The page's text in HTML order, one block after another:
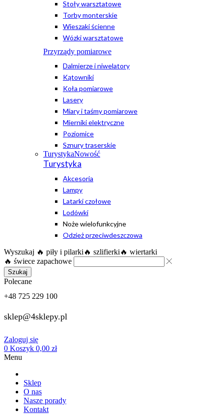
Stoły warsztatowe
Torby monterskie
Wieszaki ścienne
Wózki warsztatowe
Przyrządy pomiarowe
Dalmierze i niwelatory
Kątowniki
Koła pomiarowe
Lasery
Miary i taśmy pomiarowe
Mierniki elektryczne
Poziomice
Sznury traserskie
TurystykaNowość
Turystyka
Akcesoria
Lampy
Latarki czołowe
Lodówki
Noże wielofunkcyjne
Odzież przeciwdeszczowa
Wyszukaj 🔥 piły i pilarki 🔥 szlifierki 🔥 wiertarki
🔥 świece zapachowe
Szukaj
Polecane
+48 725 229 100
sklep@4sklepy.pl
Zaloguj się
0 Koszyk 0,00 zł
Menu
Sklep
O nas
Nasze porady
Kontakt